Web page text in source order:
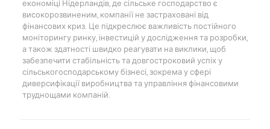
економіці Нідерландів, де сільське господарство є
високорозвиненим, компанії не застраховані від
фінансових криз. Це підкреслює важливість постійного
моніторингу ринку, інвестицій у дослідження та розробки,
а також здатності швидко реагувати на виклики, щоб
забезпечити стабільність та довгостроковий успіх у
сільськогосподарському бізнесі, зокрема у сфері
диверсифікації виробництва та управління фінансовими
труднощами компаній.